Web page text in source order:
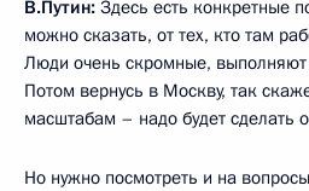
В.Путин: Здесь есть конкретные
можно сказать, от тех, кто там
Люди очень скромные, выполняют
Потом вернусь в Москву, так
масштабам – надо будет сделать
Но нужно посмотреть и на